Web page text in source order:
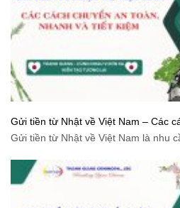
Gửi tiền từ Nhật về Việt Nam – Các
và tiết kiệm
Gửi tiền từ Nhật về Việt Nam là nhu